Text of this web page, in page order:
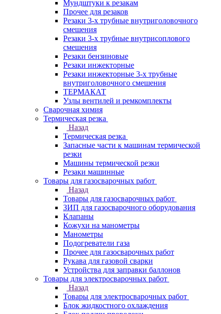
Мундштуки к резакам
Прочее для резаков
Резаки 3-х трубные внутриголовочного
смешения
Резаки 3-х трубные внутрисоплового
смешения
Резаки бензиновые
Резаки инжекторные
Резаки инжекторные 3-х трубные
внутриголовочного смешения
ТЕРМАКАТ
Узлы вентилей и ремкомплекты
Сварочная химия
Термическая резка
Назад
Термическая резка
Запасные части к машинам термической
резки
Машины термической резки
Резаки машинные
Товары для газосварочных работ
Назад
Товары для газосварочных работ
ЗИП для газосварочного оборудования
Клапаны
Кожухи на манометры
Манометры
Подогреватели газа
Прочее для газосварочных работ
Рукава для газовой сварки
Устройства для заправки баллонов
Товары для электросварочных работ
Назад
Товары для электросварочных работ
Блок жидкостного охлаждения